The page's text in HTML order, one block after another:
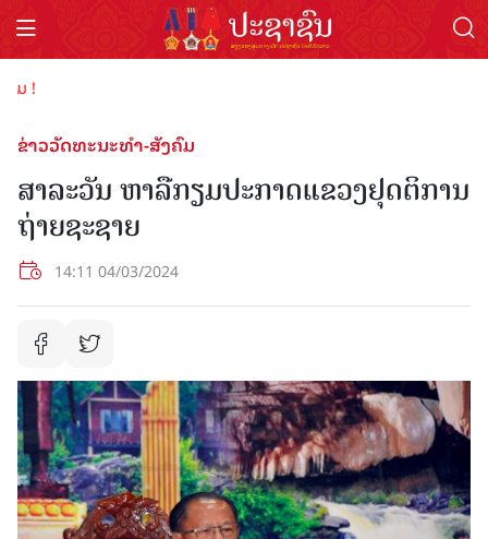
ຂ່າວວັດທະນະທຳ-ສັງຄົມ
ສາລະວັນ ຫາລືກຽມປະກາດແຂວງຢຸດຕິການ
ຖ່າຍຊະຊາຍ
14:11 04/03/2024